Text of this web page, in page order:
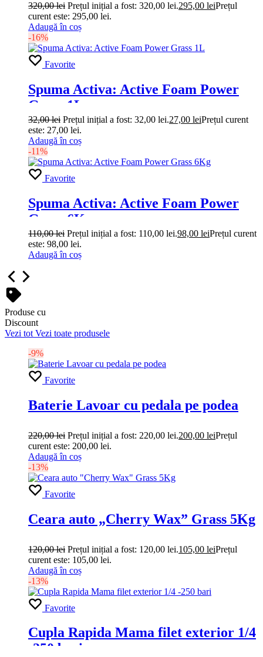
320,00lei Prețul inițial a fost: 320,00 lei.295,00 leiPrețul
curent este: 295,00 lei.
Adaugă în coș
-16%
Favorite
Spuma Activa: Active Foam Power
Grass 1L
32,00lei Prețul inițial a fost: 32,00 lei.27,00 leiPrețul curent
este: 27,00 lei.
Adaugă în coș
-11%
Favorite
Spuma Activa: Active Foam Power
Grass 6Kg
110,00lei Prețul inițial a fost: 110,00 lei.98,00 leiPrețul curent
este: 98,00 lei.
Adaugă în coș
Produse cu
Discount
Vezi tot Vezi toate produsele
-9%
Favorite
Baterie Lavoar cu pedala pe podea
220,00lei Prețul inițial a fost: 220,00 lei.200,00 leiPrețul
curent este: 200,00 lei.
Adaugă în coș
-13%
Favorite
Ceara auto „Cherry Wax” Grass 5Kg
120,00lei Prețul inițial a fost: 120,00 lei.105,00 leiPrețul
curent este: 105,00 lei.
Adaugă în coș
-13%
Favorite
Cupla Rapida Mama filet exterior 1/4
-250 bari